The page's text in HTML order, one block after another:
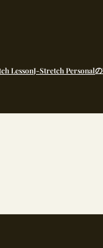
LessonJ-Stretch Personal